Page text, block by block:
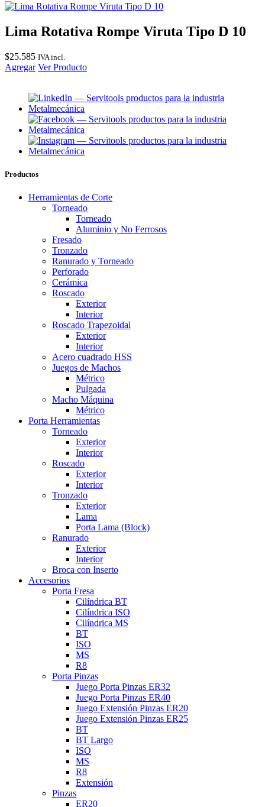
Lima Rotativa Rompe Viruta Tipo D 10
$25.585 IVA incl.
Agregar Ver Producto
Productos
Herramientas de Corte
Torneado
Torneado
Aluminio y No Ferrosos
Fresado
Tronzado
Ranurado y Torneado
Perforado
Cerámica
Roscado
Exterior
Interior
Roscado Trapezoidal
Exterior
Interior
Acero cuadrado HSS
Juegos de Machos
Métrico
Pulgada
Macho Máquina
Métrico
Porta Herramientas
Torneado
Exterior
Interior
Roscado
Exterior
Interior
Tronzado
Exterior
Lama
Porta Lama (Block)
Ranurado
Exterior
Interior
Broca con Inserto
Accesorios
Porta Fresa
Cilíndrica BT
Cilíndrica ISO
Cilíndrica MS
BT
ISO
MS
R8
Porta Pinzas
Juego Porta Pinzas ER32
Juego Porta Pinzas ER40
Juego Extensión Pinzas ER20
Juego Extensión Pinzas ER25
BT
BT Largo
ISO
MS
R8
Extensión
Pinzas
ER20